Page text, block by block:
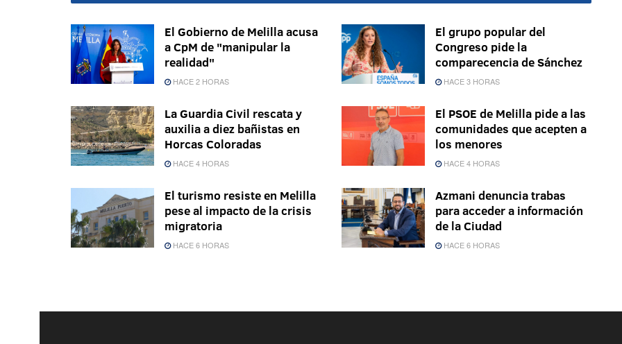
El Gobierno de Melilla acusa
a CpM de "manipular la
realidad"
HACE 2 HORAS
El grupo popular del
Congreso pide la
comparecencia de Sánchez
HACE 3 HORAS
La Guardia Civil rescata y
auxilia a diez bañistas en
Horcas Coloradas
HACE 4 HORAS
El PSOE de Melilla pide a las
comunidades que acepten a
los menores
HACE 4 HORAS
El turismo resiste en Melilla
pese al impacto de la crisis
migratoria
HACE 6 HORAS
Azmani denuncia trabas
para acceder a información
de la Ciudad
HACE 6 HORAS